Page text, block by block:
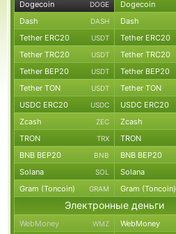
Dogecoin DOGE Dogecoin
Dash DASH Dash
Tether ERC20 USDT Tether ERC20
Tether TRC20 USDT Tether TRC20
Tether BEP20 USDT Tether BEP20
Tether TON USDT Tether TON
USDC ERC20 USDC USDC ERC20
Zcash ZEC Zcash
TRON TRX TRON
BNB BEP20 BNB BNB BEP20
Solana SOL Solana
Gram (Toncoin) GRAM Gram (Toncoin)
Электронные деньги
WebMoney WMZ WebMoney